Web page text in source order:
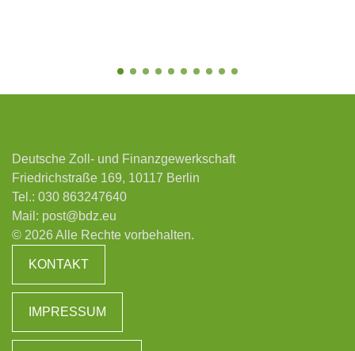
Deutsche Zoll- und Finanzgewerkschaft
Friedrichstraße 169, 10117 Berlin
Tel.: 030 863247640
Mail: post@bdz.eu
© 2026 Alle Rechte vorbehalten.
KONTAKT
IMPRESSUM